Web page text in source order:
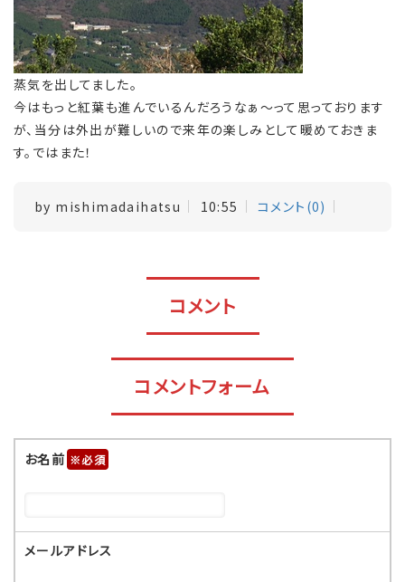
蒸気を出してました。
今はもっと紅葉も進んでいるんだろうなぁ～って思っております
が、当分は外出が難しいので来年の楽しみとして暖めておきま
す。ではまた！
by mishimadaihatsu 10:55 コメント(0)
コメント
コメントフォーム
お名前 ※
メールアドレス